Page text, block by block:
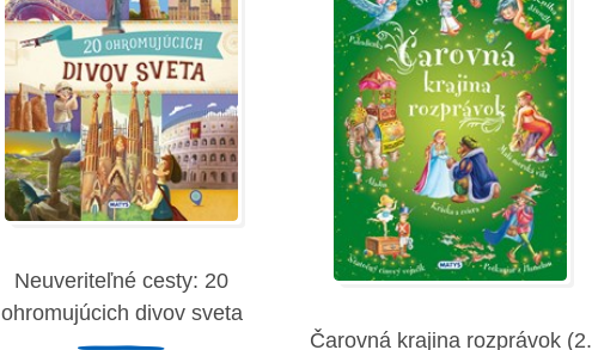
Neuveriteľné cesty: 20
ohromujúcich divov sveta
Čarovná krajina rozprávok (2.